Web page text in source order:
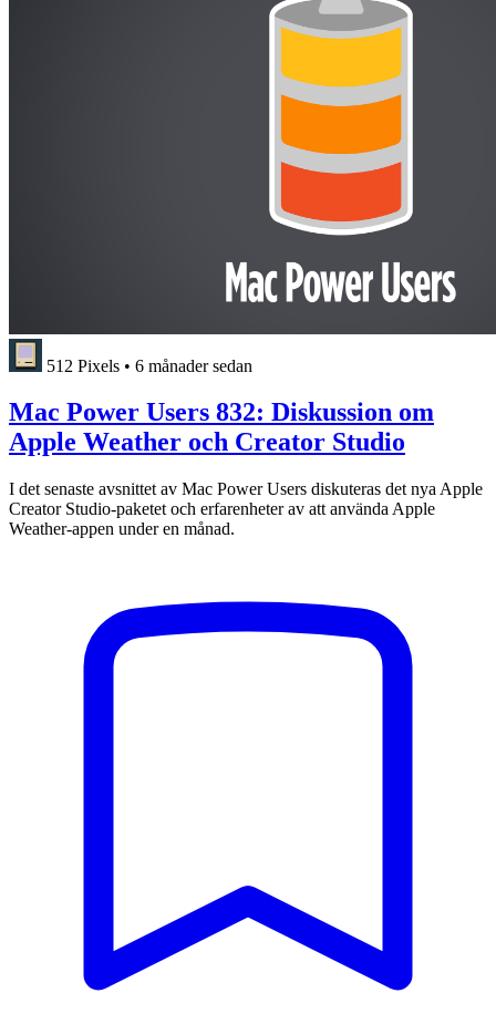
512 Pixels • 6 månader sedan
Mac Power Users 832: Diskussion om
Apple Weather och Creator Studio
I det senaste avsnittet av Mac Power Users diskuteras det nya Apple
Creator Studio-paketet och erfarenheter av att använda Apple
Weather-appen under en månad.